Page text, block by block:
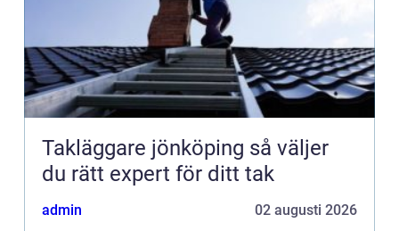
Takläggare jönköping så väljer
du rätt expert för ditt tak
admin 02 augusti 2026